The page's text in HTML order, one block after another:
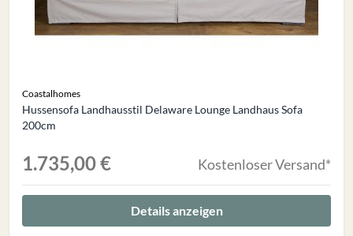
Coastalhomes
Hussensofa Landhausstil Delaware Lounge Landhaus Sofa
200cm
1.735,00 € Kostenloser Versand*
Details anzeigen